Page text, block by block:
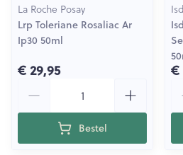
La Roche Posay
Lrp Toleriane Rosaliac Ar
Ip30 50ml
€ 29,95
Bestel
€